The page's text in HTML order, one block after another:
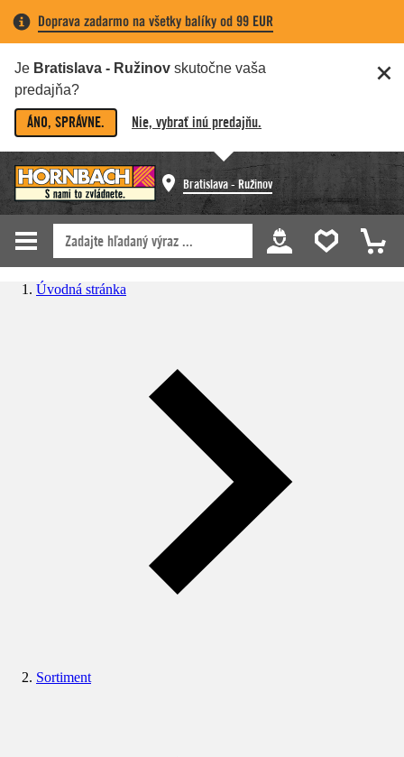
Doprava zadarmo na všetky balíky od 99 EUR
Je Bratislava - Ružinov skutočne vaša
predajňa?
ÁNO, SPRÁVNE. Nie, vybrať inú predajňu.
Bratislava - Ružinov
Úvodná stránka
Sortiment